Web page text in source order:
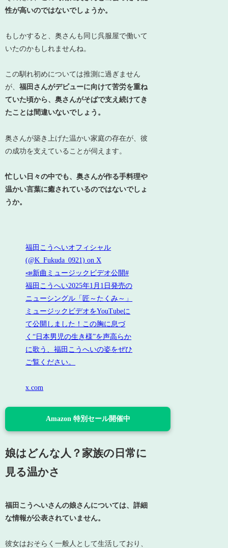
性が高いのではないでしょうか。
もしかすると、奥さんも同じ呉服屋で働いて
いたのかもしれませんね。
この馴れ初めについては推測に過ぎません
が、福田さんがデビューに向けて苦労を重ね
ていた頃から、奥さんがそばで支え続けてき
たことは間違いないでしょう。
奥さんが築き上げた温かい家庭の存在が、彼
の成功を支えていることが伺えます。
忙しい日々の中でも、奥さんが作る手料理や
温かい言葉に癒されているのではないでしょ
うか。
福田こうへいオフィシャル
(@K_Fukuda_0921) on X
📣新曲ミュージックビデオ公開#
福田こうへい2025年1月1日発売の
ニューシングル「匠～たくみ～」
ミュージックビデオをYouTubeに
て公開しました！この胸に息づ
く“日本男児の生き様”を声高らか
に歌う、福田こうへいの姿をぜひ
ご覧ください。
x.com
Amazon 特別セール開催中
娘はどんな人？家族の日常に
見る温かさ
福田こうへいさんの娘さんについては、詳細
な情報が公表されていません。
彼女はおそらく一般人として生活しており、